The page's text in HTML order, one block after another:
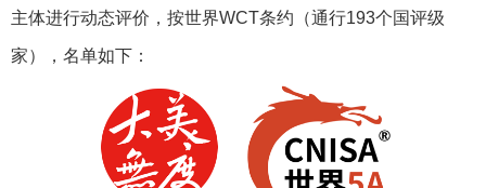
主体进行动态评价，按世界WCT条约（通行193个国评级
家），名单如下：